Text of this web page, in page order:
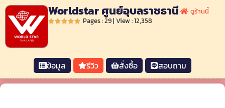
Worldstar ศูนย์อุบลราชธานี
ดูร้านนี้
Pages : 29 | View : 12,358
ข้อมูล รีวิว สั่งซื้อ สอบถาม